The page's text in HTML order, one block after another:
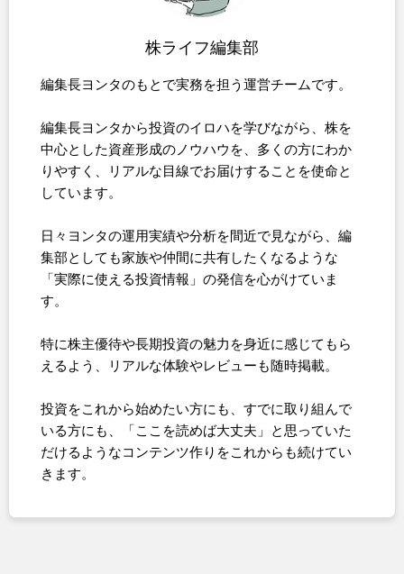
株ライフ編集部
編集長ヨンタのもとで実務を担う運営チームです。
編集長ヨンタから投資のイロハを学びながら、株を
中心とした資産形成のノウハウを、多くの方にわか
りやすく、リアルな目線でお届けすることを使命と
しています。
日々ヨンタの運用実績や分析を間近で見ながら、編
集部としても家族や仲間に共有したくなるような
「実際に使える投資情報」の発信を心がけていま
す。
特に株主優待や長期投資の魅力を身近に感じてもら
えるよう、リアルな体験やレビューも随時掲載。
投資をこれから始めたい方にも、すでに取り組んで
いる方にも、「ここを読めば大丈夫」と思っていた
だけるようなコンテンツ作りをこれからも続けてい
きます。